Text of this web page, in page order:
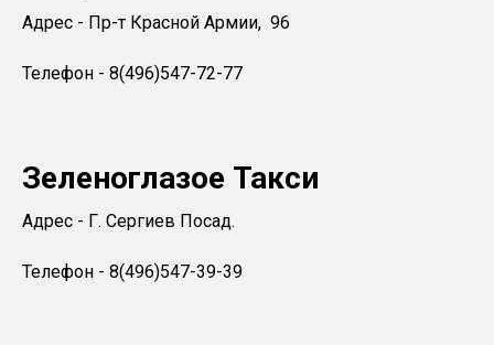
Адрес - Пр-т Красной Армии, 96
Телефон - 8(496)547-72-77
Зеленоглазое Такси
Адрес - Г. Сергиев Посад.
Телефон - 8(496)547-39-39